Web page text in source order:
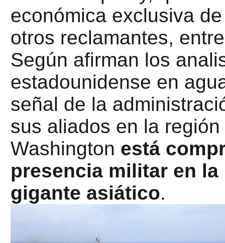
económica exclusiva
otros reclamantes,
Según afirman los
estadounidense en
señal de la
sus aliados en la
Washington está
presencia militar en
gigante asiático.